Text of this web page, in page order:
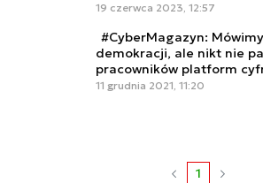
19 czerwca 2023, 12:57
#CyberMagazyn:
demokracji, ale nikt nie
pracowników platform
11 grudnia 2021, 11:20
1